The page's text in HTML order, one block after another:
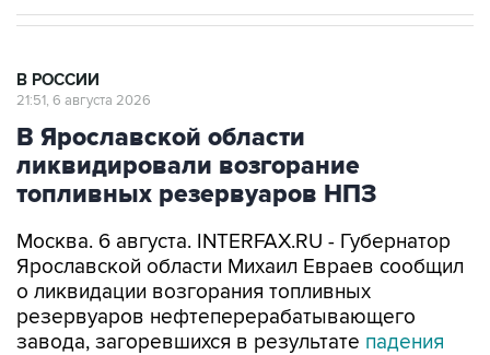
В РОССИИ
21:51, 6 августа 2026
В Ярославской области
ликвидировали возгорание
топливных резервуаров НПЗ
Москва. 6 августа. INTERFAX.RU - Губернатор
Ярославской области Михаил Евраев сообщил
о ликвидации возгорания топливных
резервуаров нефтеперерабатывающего
завода, загоревшихся в результате падения